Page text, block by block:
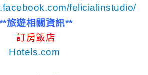
felicialinstudio/
**旅遊相關資訊**
訂房飯店
Hotels.com